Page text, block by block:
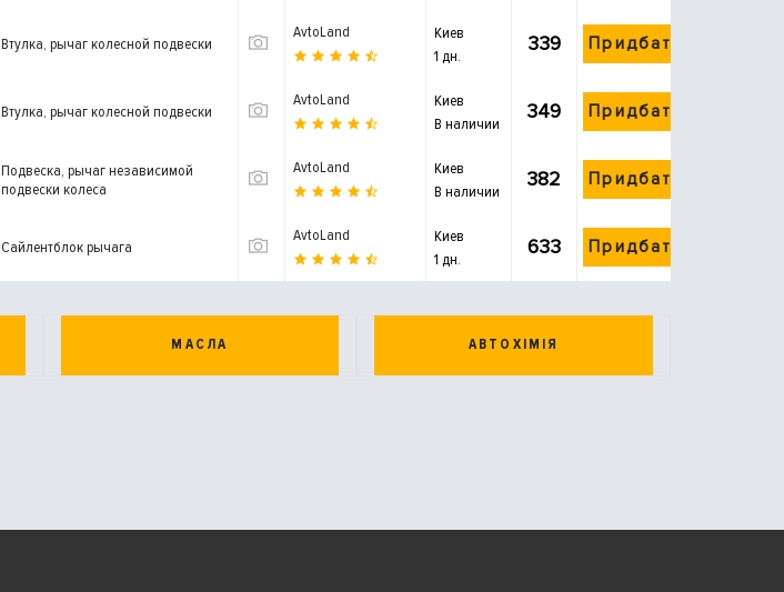
Втулка, рычаг колесной подвески
AvtoLand
Киев
1 дн.
339 Придбати
Втулка, рычаг колесной подвески
AvtoLand
Киев
В наличии
349 Придбати
Подвеска, рычаг независимой
подвески колеса
AvtoLand
Киев
В наличии
382 Придбати
Сайлентблок рычага
AvtoLand
Киев
1 дн.
633 Придбати
МАСЛА АВТОХІМІЯ